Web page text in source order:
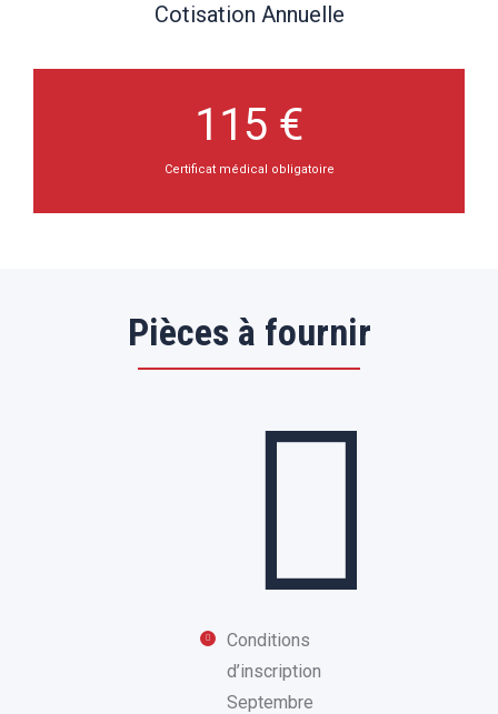
Cotisation Annuelle
115 €
Certificat médical obligatoire
Pièces à fournir
Conditions
d’inscription
Septembre